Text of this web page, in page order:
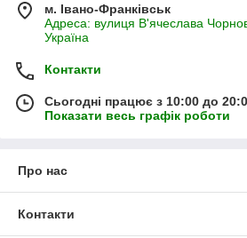
м. Івано-Франківськ
Адреса: вулиця В'ячеслава
Україна
Контакти
Сьогодні працює з 10:00 до
Показати весь графік роботи
Про нас
Контакти